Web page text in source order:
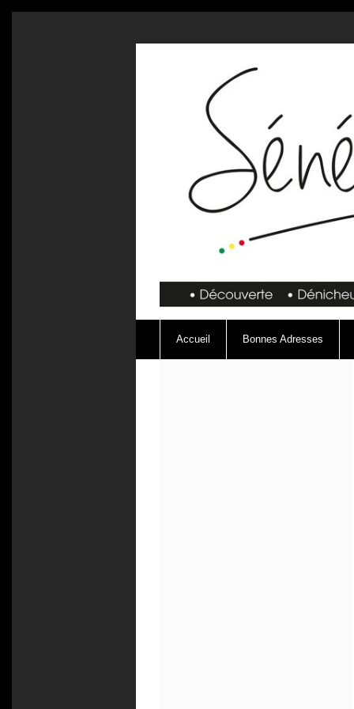
Accueil Bonnes Adresses